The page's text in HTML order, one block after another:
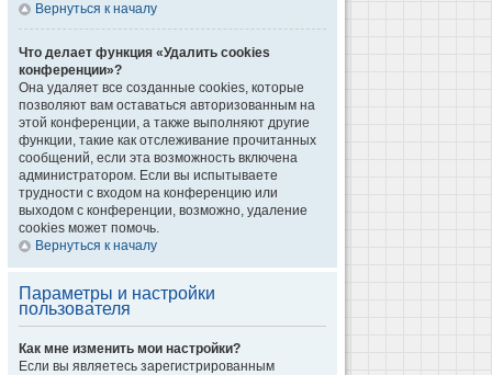
Вернуться к началу
Что делает функция «Удалить cookies
конференции»?
Она удаляет все созданные cookies, которые
позволяют вам оставаться авторизованным на
этой конференции, а также выполняют другие
функции, такие как отслеживание прочитанных
сообщений, если эта возможность включена
администратором. Если вы испытываете
трудности с входом на конференцию или
выходом с конференции, возможно, удаление
cookies может помочь.
Вернуться к началу
Параметры и настройки
пользователя
Как мне изменить мои настройки?
Если вы являетесь зарегистрированным